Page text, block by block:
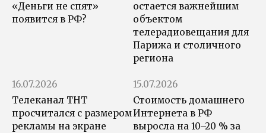
«Деньги не спят»
появится в РФ?
остается важнейшим
объектом
телерадиовещания для
Парижа и столичного
региона
16.07.2026
Телеканал ТНТ
просчитался с размером
рекламы на экране
15.07.2026
Стоимость домашнего
Интернета в РФ
выросла на 10–20 % за